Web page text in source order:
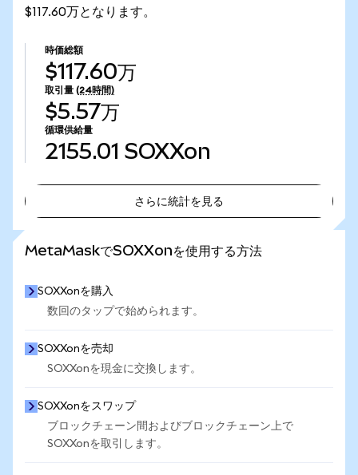
$117.60万となります。
時価総額
$117.60万
取引量 (24時間)
$5.57万
循環供給量
2155.01 SOXXon
さらに統計を見る
MetaMaskでSOXXonを使用する方法
SOXXonを購入
数回のタップで始められます。
SOXXonを売却
SOXXonを現金に交換します。
SOXXonをスワップ
ブロックチェーン間およびブロックチェーン上で
SOXXonを取引します。